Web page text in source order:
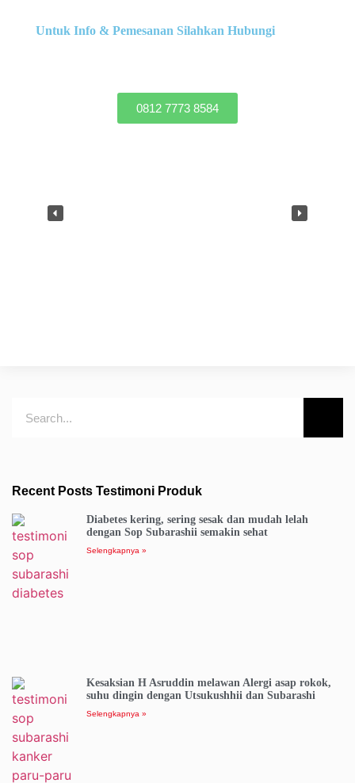
Untuk Info & Pemesanan Silahkan Hubungi
0812 7773 8584
Recent Posts Testimoni Produk
Diabetes kering, sering sesak dan mudah lelah
dengan Sop Subarashii semakin sehat
Selengkapnya »
Kesaksian H Asruddin melawan Alergi asap rokok,
suhu dingin dengan Utsukushhii dan Subarashi
Selengkapnya »